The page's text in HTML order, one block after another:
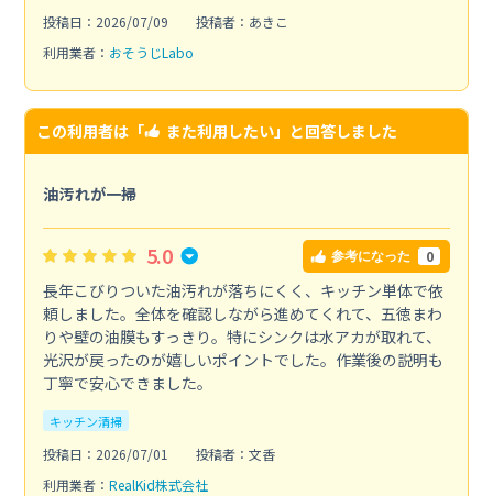
投稿日：2026/07/09
投稿者：あきこ
利用業者： おそうじLabo
この利用者は「 また利用したい」と回答しました
油汚れが一掃
5.0 参考になった 0
長年こびりついた油汚れが落ちにくく、キッチン単体で依
頼しました。全体を確認しながら進めてくれて、五徳まわ
りや壁の油膜もすっきり。特にシンクは水アカが取れて、
光沢が戻ったのが嬉しいポイントでした。作業後の説明も
丁寧で安心できました。
キッチン清掃
投稿日：2026/07/01
投稿者：文香
利用業者： RealKid株式会社